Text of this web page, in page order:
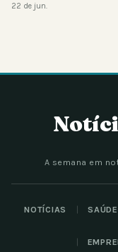
22 de jun.
A semana em
NOTÍCIAS SAÚDE